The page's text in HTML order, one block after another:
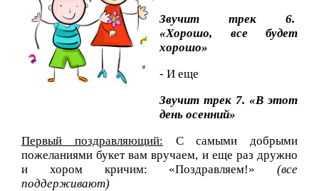
Звучит трек 6.
«Хорошо, все будет
хорошо»
- И еще
Звучит трек 7. «В этот
день осенний»
Первый поздравляющий: С самыми добрыми
пожеланиями букет вам вручаем, и еще раз дружно
и хором кричим: «Поздравляем!» (все
поддерживают)